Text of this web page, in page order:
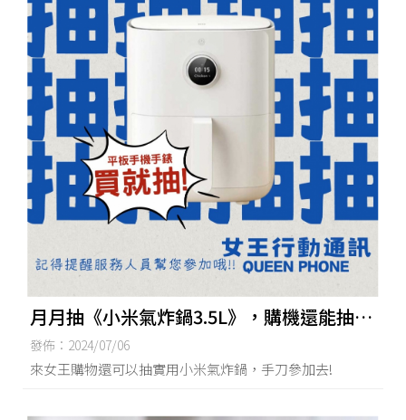
月月抽《小米氣炸鍋3.5L》，購機還能抽獎
太甘心啦❤
發佈：2024/07/06
來女王購物還可以抽實用小米氣炸鍋，手刀參加去!